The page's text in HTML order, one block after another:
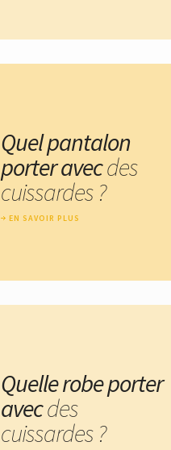
Quel pantalon
porter avecdes
cuissardes ?
EN SAVOIR PLUS
Quelle robe porter
avecdes
cuissardes ?